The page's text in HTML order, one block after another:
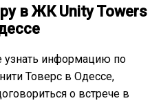
в ЖК Unity Towers
информацию по
Товерс в Одессе,
о встрече в